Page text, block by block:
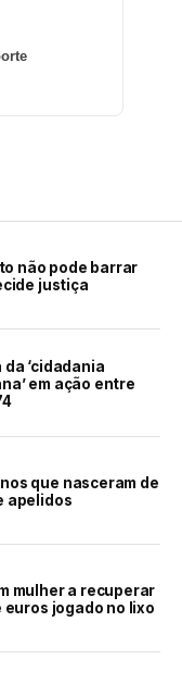
não pode barrar
justiça
‘cidadania
em ação entre
que nasceram de
apelidos
mulher a recuperar
euros jogado no lixo